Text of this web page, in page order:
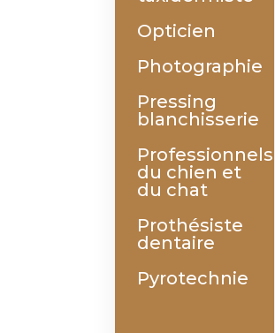
Opticien
Photographie
Pressing
blanchisserie
Professionnels
du chien et
du chat
Prothésiste
dentaire
Pyrotechnie